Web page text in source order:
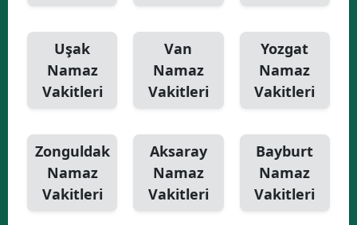
Uşak
Namaz
Vakitleri
Van
Namaz
Vakitleri
Yozgat
Namaz
Vakitleri
Zonguldak
Namaz
Vakitleri
Aksaray
Namaz
Vakitleri
Bayburt
Namaz
Vakitleri